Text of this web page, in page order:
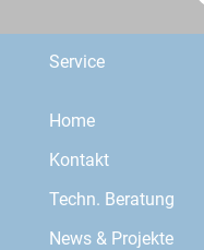
Service
Home
Kontakt
Techn. Beratung
News & Projekte